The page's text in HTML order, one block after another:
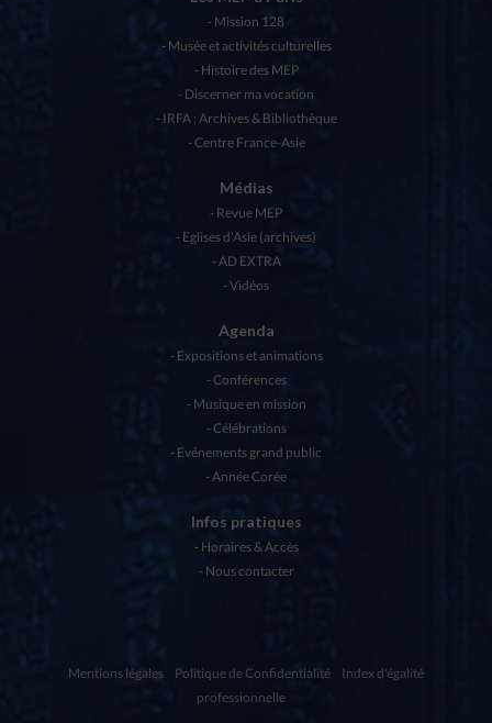
Mission 128
Musée et activités culturelles
Histoire des MEP
Discerner ma vocation
IRFA : Archives & Bibliothèque
Centre France-Asie
Médias
Revue MEP
Eglises d’Asie (archives)
AD EXTRA
Vidéos
Agenda
Expositions et animations
Conférences
Musique en mission
Célébrations
Evénements grand public
Année Corée
Infos pratiques
Horaires & Accès
Nous contacter
Mentions légales Politique de Confidentialité
Index d'égalité
professionnelle